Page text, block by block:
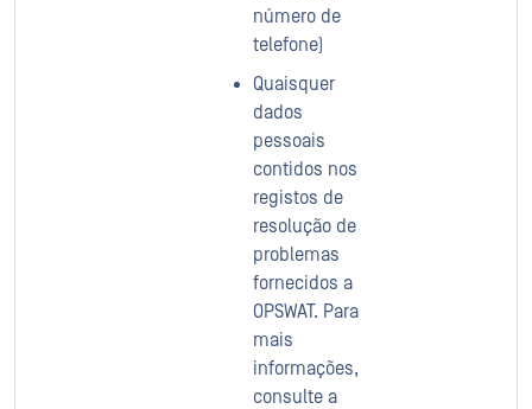
número de
telefone)
Quaisquer
dados
pessoais
contidos nos
registos de
resolução de
problemas
fornecidos a
OPSWAT. Para
mais
informações,
consulte a